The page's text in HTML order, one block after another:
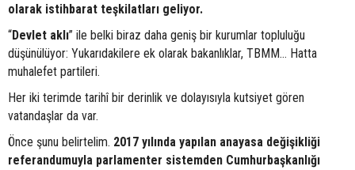
olarak istihbarat teşkilatları geliyor.
“Devlet aklı” ile belki biraz daha geniş bir kurumlar topluluğu
düşünülüyor: Yukarıdakilere ek olarak bakanlıklar, TBMM… Hatta
muhalefet partileri.
Her iki terimde tarihî bir derinlik ve dolayısıyla kutsiyet gören
vatandaşlar da var.
Önce şunu belirtelim. 2017 yılında yapılan anayasa değişikliği
referandumuyla parlamenter sistemden Cumhurbaşkanlığı